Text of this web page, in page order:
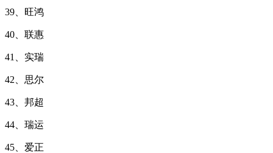
39、旺鸿
40、联惠
41、实瑞
42、思尔
43、邦超
44、瑞运
45、爱正